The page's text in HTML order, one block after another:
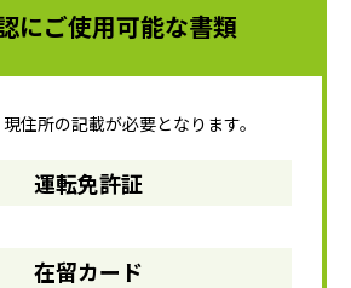
にご使用可能な書類
住所の記載が必要となります。
運転免許証
在留カード